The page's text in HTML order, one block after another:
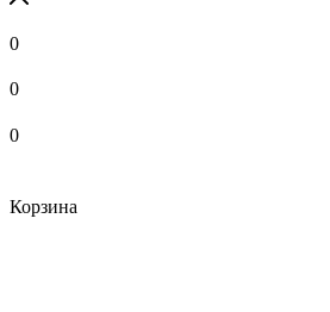
0
0
0
Корзина